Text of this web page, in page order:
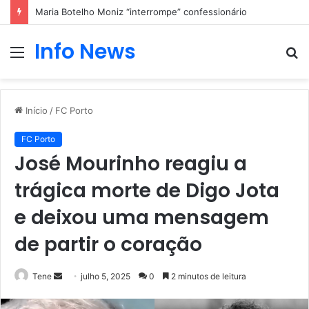
Maria Botelho Moniz “interrompe” confessionário
Menu
Info News
Início / FC Porto
FC Porto
José Mourinho reagiu a
trágica morte de Digo Jota
e deixou uma mensagem
de partir o coração
Tene
Mandejulho 5, 2025 0 2 minutos de leitura